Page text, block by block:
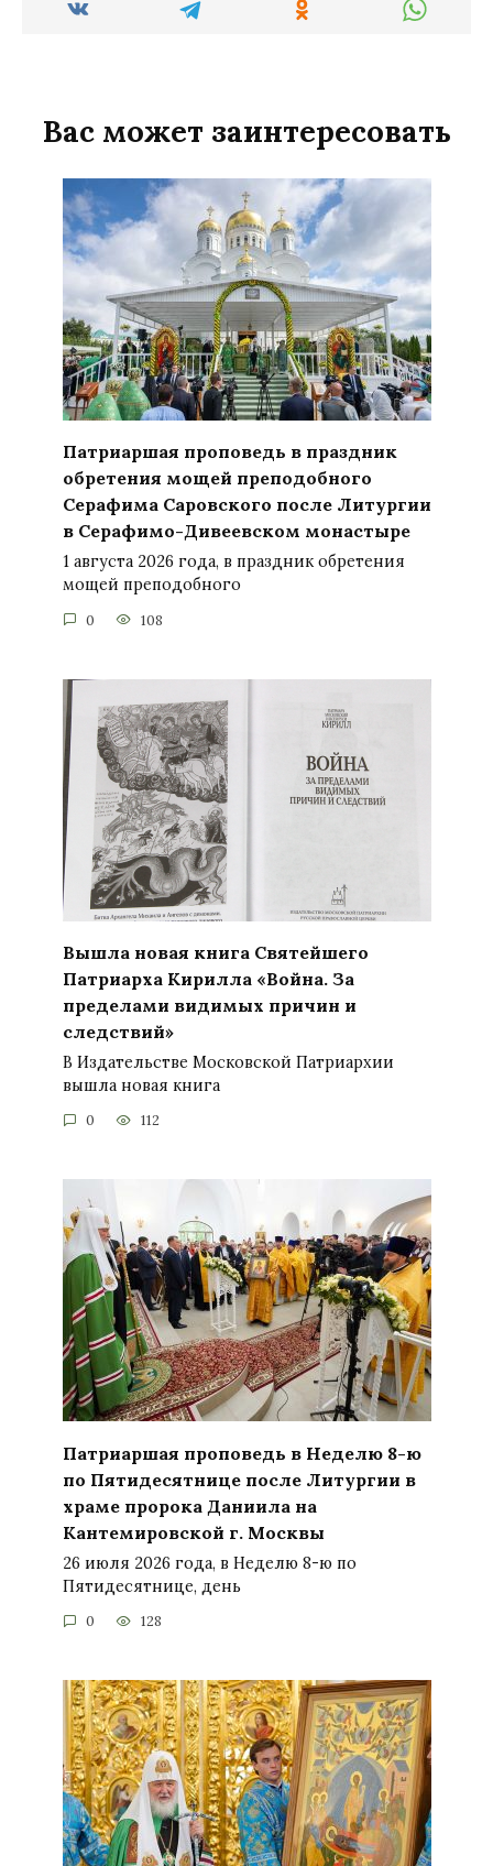
Вас может заинтересовать
Патриаршая проповедь в праздник
обретения мощей преподобного
Серафима Саровского после Литургии
в Серафимо-Дивеевском монастыре
1 августа 2026 года, в праздник обретения
мощей преподобного
0 108
Вышла новая книга Святейшего
Патриарха Кирилла «Война. За
пределами видимых причин и
следствий»
В Издательстве Московской Патриархии
вышла новая книга
0 112
Патриаршая проповедь в Неделю 8-ю
по Пятидесятнице после Литургии в
храме пророка Даниила на
Кантемировской г. Москвы
26 июля 2026 года, в Неделю 8-ю по
Пятидесятнице, день
0 128